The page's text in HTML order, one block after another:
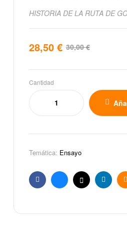
HISTORIA DE LA RUTA DE
30,00€
28,50 €
Cantidad
Temática: Ensayo
FacebookBlueskyX